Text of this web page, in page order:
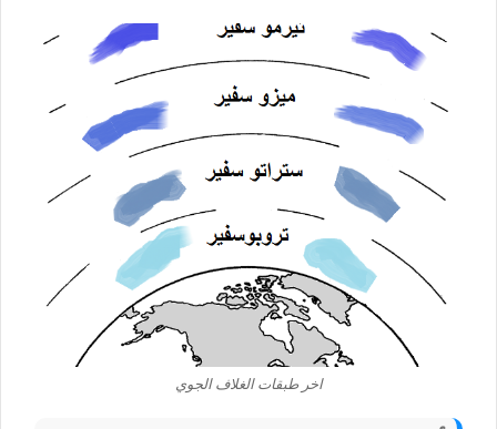
اخر طبقات الغلاف الجوي